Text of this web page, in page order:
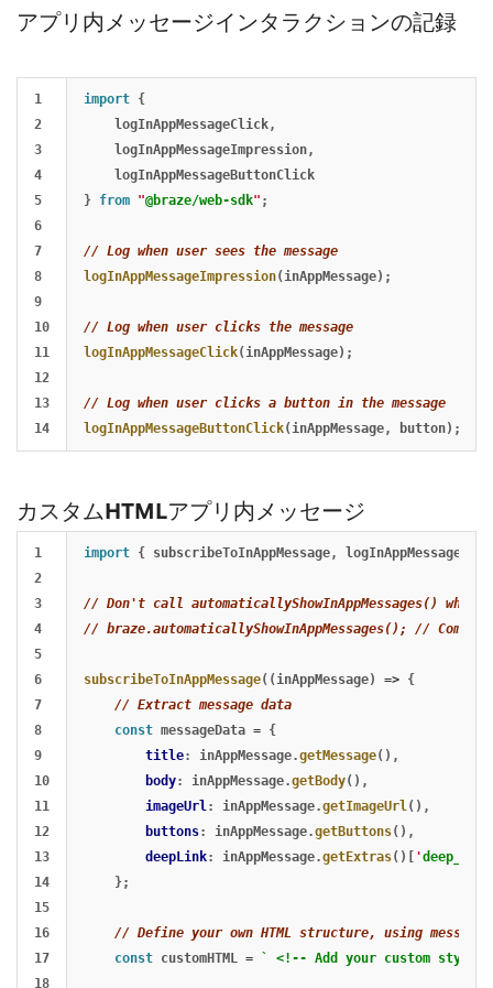
アプリ内メッセージインタラクションの記録
1
2
3
4
5
6
7
8
9
10
11
12
13
import {
logInAppMessageClick,
logInAppMessageImpression,
logInAppMessageButtonClick
} from "@braze/web-sdk" ;
// Log when user sees the message
logInAppMessageImpression(inAppMessage);
// Log when user clicks the message
logInAppMessageClick(inAppMessage);
// Log when user clicks a button in the message
logInAppMessageButtonClick(inAppMessage, button);
カスタムHTMLアプリ内メッセージ
1
2
3
4
5
6
7
8
9
10
11
12
13
14
15
16
17
18
import { subscribeToInAppMessage,
// Don't call automaticallyShowInAppMessages() when
// braze.automaticallyShowInAppMessages(); //
subscribeToInAppMessage((inAppMessage) => {
// Extract message data
const messageData = {
title: inAppMessage.getMessage(),
body: inAppMessage.getBody(),
imageUrl : inAppMessage.getImageUrl (),
buttons: inAppMessage.getButtons(),
deepLink: inAppMessage.getExtras()[ '
};
// Define your own HTML structure, using
const customHTML = ` <!-- Add your custom